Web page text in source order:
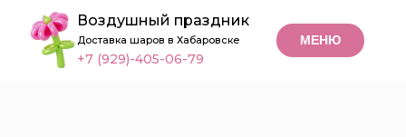
МЕНЮ
Воздушный праздник
Доставка шаров в Хабаровске
+7 (929)-405-06-79